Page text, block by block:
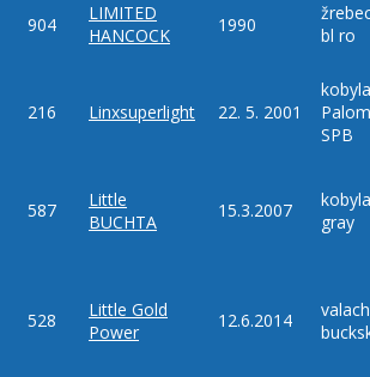
904
LIMITED
HANCOCK
1990
bl ro
216 Linxsuperlight 22. 5. 2001
kobyla
SPB
587
Little
BUCHTA
15.3.2007
kobyla
gray
528
Little Gold
Power
12.6.2014
valach